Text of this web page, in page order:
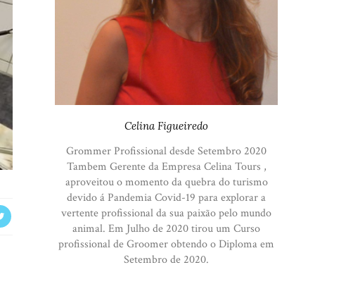
Celina Figueiredo
Grommer Profissional desde Setembro 2020
Tambem Gerente da Empresa Celina Tours ,
aproveitou o momento da quebra do turismo
devido á Pandemia Covid-19 para explorar a
vertente profissional da sua paixão pelo mundo
animal. Em Julho de 2020 tirou um Curso
profissional de Groomer obtendo o Diploma em
Setembro de 2020.